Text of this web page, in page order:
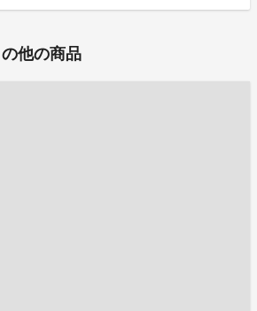
他の商品